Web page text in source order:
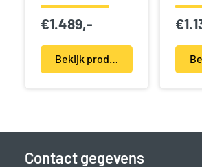
€1.489,-
Bekijk product(en)
€
Contact gegevens